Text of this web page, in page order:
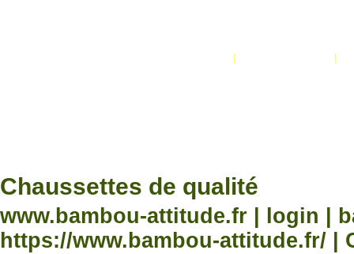
Chaussettes de qualité
www.bambou-attitude.fr | login |
https://www.bambou-attitude.fr/ |